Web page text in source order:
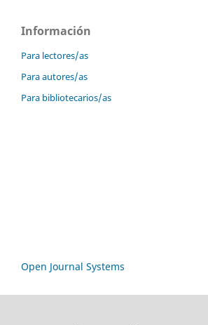
Información
Para lectores/as
Para autores/as
Para bibliotecarios/as
Open Journal Systems